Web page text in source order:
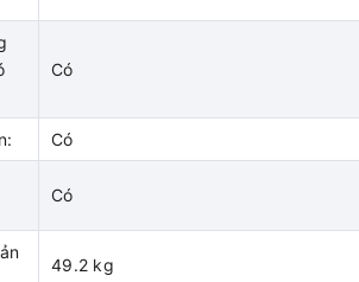
Có
Có
Có
49.2 kg